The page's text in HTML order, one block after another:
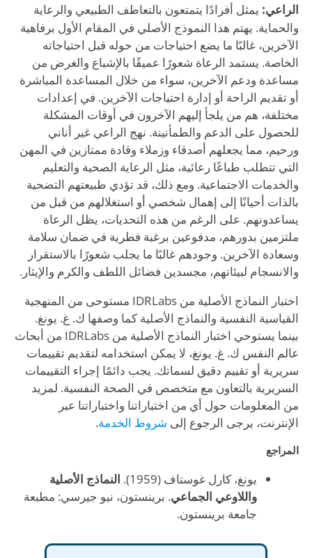
الراعي: يمثل أفرادًا يتمتعون بالتعاطف الطبيعي والرعاية
والحماية. يهتم هذا النموذج الأصلي في المقام الأول برفاهية
الآخرين، غالبًا ما يضع احتياجات من حوله قبل احتياجاته
الخاصة. يستمد الرعاة شعورًا عميقًا بالإشباع والغرض من
مساعدة ودعم الآخرين، سواء من خلال المساعدة المباشرة
أو تقديم الراحة أو إدارة احتياجات الآخرين. في إعدادات
مختلفة، هم من يلجأ إليهم الآخرون في أوقات المشكلة
للحصول على الدعم والطمأنينة. نهج الراعي غير أناني
ورحيم، مما يجعلهم أصدقاء وزملاء وقادة ممتازين في المهن
التي تتطلب طباعًا رعائية، مثل الرعاية الصحية والتعليم
والخدمات الاجتماعية. ومع ذلك، قد تؤدي طبيعتهم التضحية
بالذات أحيانًا إلى إهمال شخصي أو استغلالهم من قبل من
يساعدونهم. على الرغم من هذه التحديات، يظل الرعاة
ملتزمين بدورهم، مدفوعين برغبة فطرية في ضمان سلامة
وسعادة الآخرين. وجودهم غالبًا ما يجلب شعورًا بالاستقرار
والانسجام لبيئاتهم، مجسدين فضائل اللطف والكرم والإيثار.
اختبار النماذج الأصلية من IDRLabs مستوحى من المنهجية
القياسية النفسية والنماذج الأصلية كما وصفها ك. غ. يونغ.
بينما يستوحي اختبار النماذج الأصلية من IDRLabs من أبحاث
عالم النفس ك. غ. يونغ، لا يمكن استخدامه لتقديم تقييمات
سريرية أو تقييم دقيق لسماتك. يجب دائمًا إجراء التقييمات
السريرية بالتعاون مع متخصص في الصحة النفسية. لمزيد
من المعلومات حول أي من اختباراتنا واختباراتنا عبر
الإنترنت، يرجى الرجوع إلى شروط الخدمة.
المراجع
يونغ، كارل غوستاف (1959).
النماذج الأصلية
واللاوعي الجماعي. برينستون، نيو جيرسي: مطبعة
جامعة برينستون.